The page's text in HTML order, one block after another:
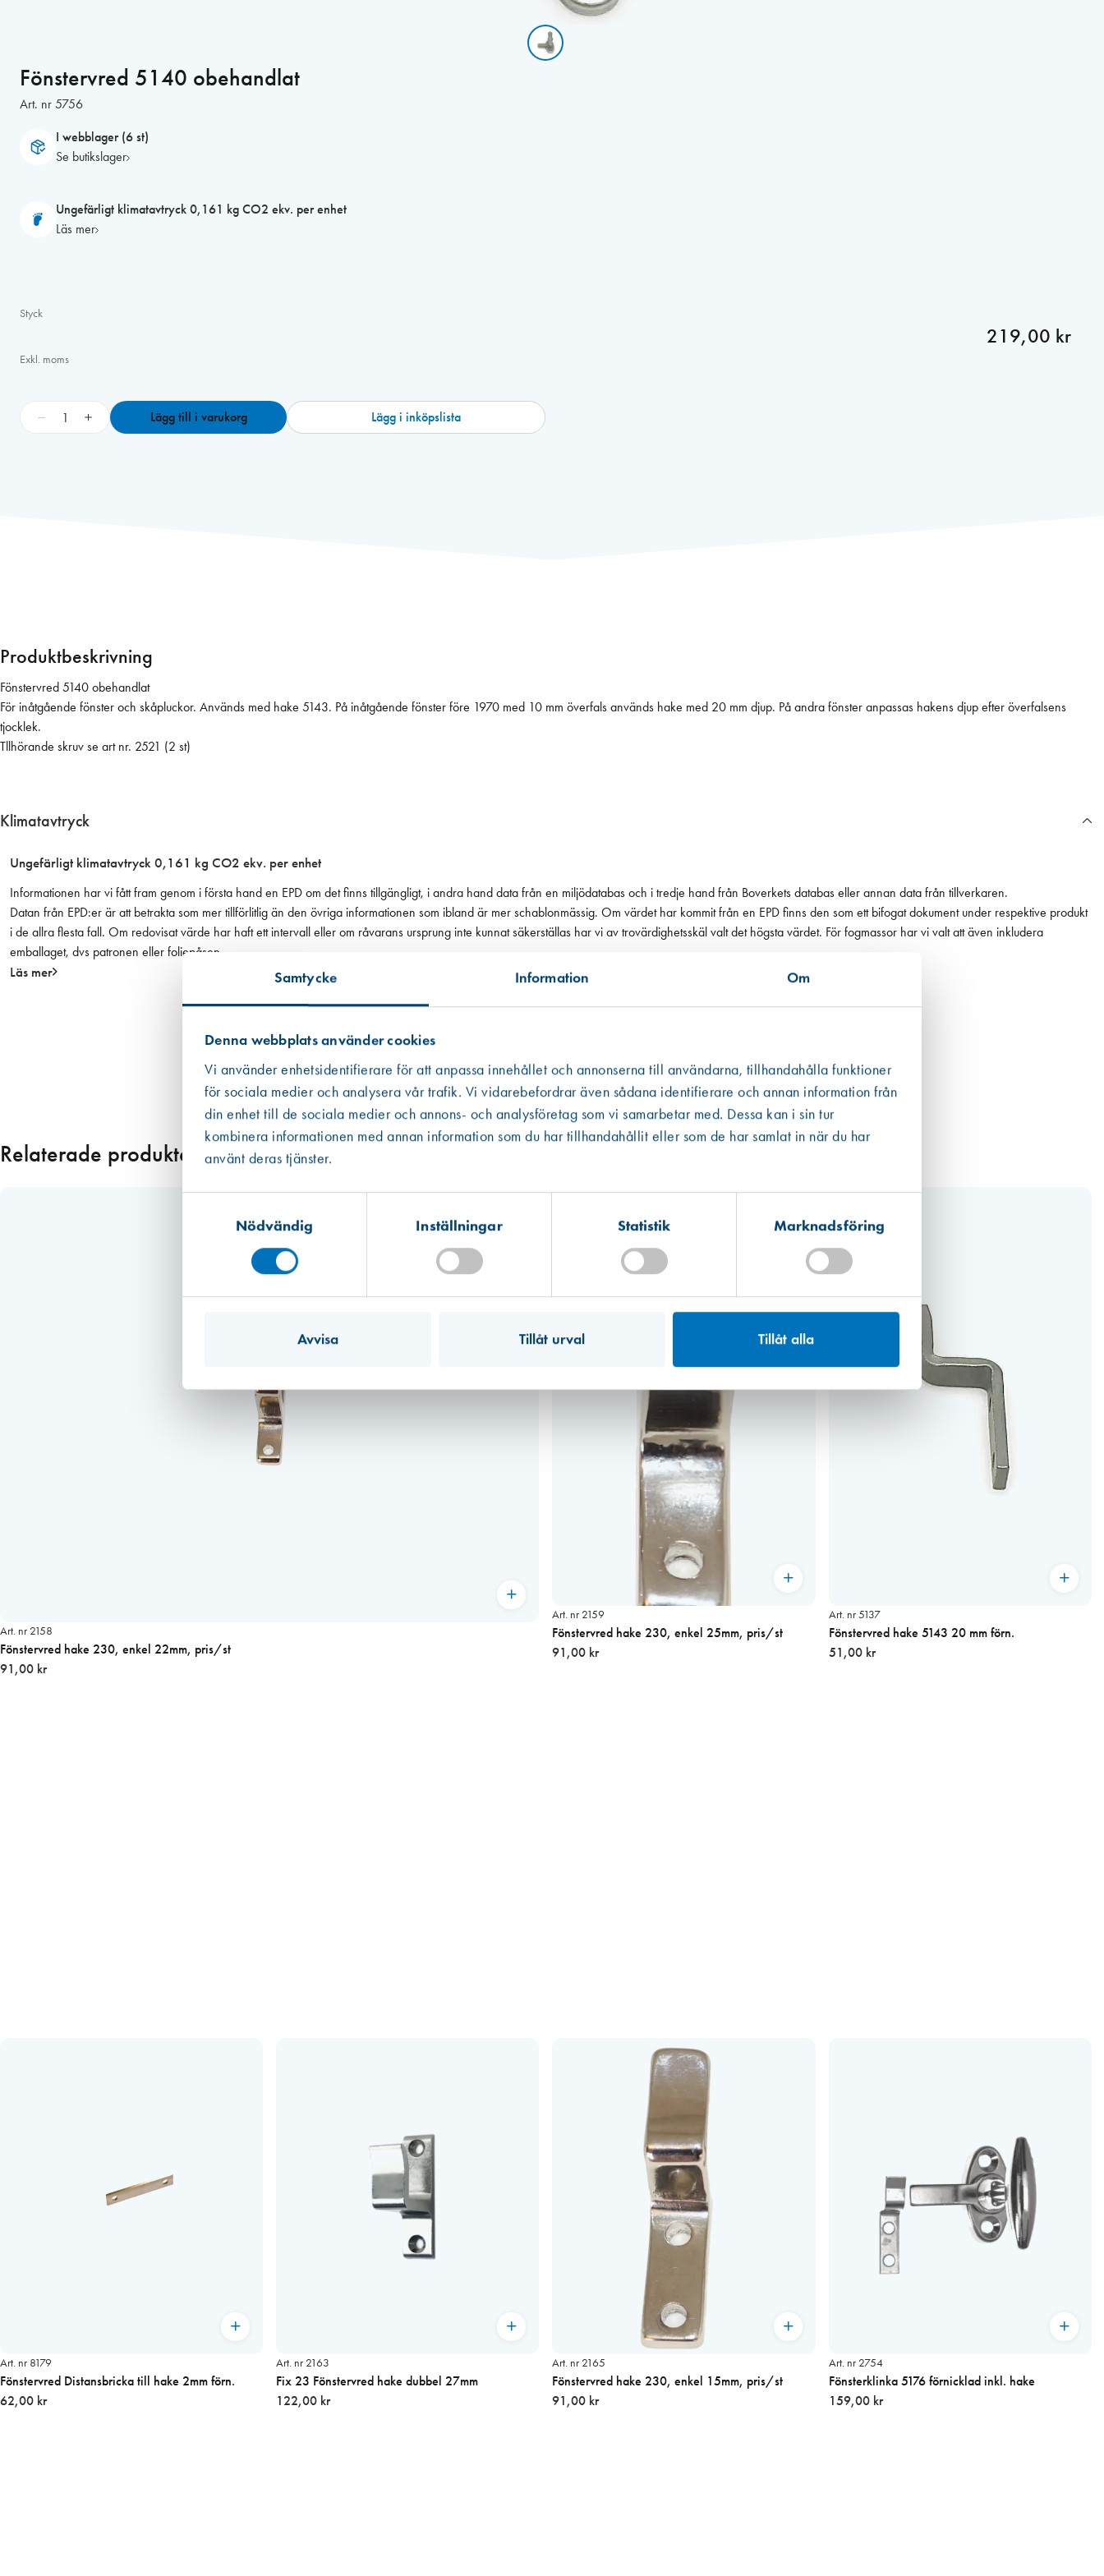
Samtycke Information Om
Denna webbplats använder cookies
Vi använder enhetsidentifierare för att anpassa innehållet och annonserna till användarna, tillhandahålla funktioner
för sociala medier och analysera vår trafik. Vi vidarebefordrar även sådana identifierare och annan information från
din enhet till de sociala medier och annons- och analysföretag som vi samarbetar med. Dessa kan i sin tur
kombinera informationen med annan information som du har tillhandahållit eller som de har samlat in när du har
använt deras tjänster.
Nödvändig
Inställningar Statistik Marknadsföring
Avvisa Tillåt urval Tillåt alla
Fönstervred 5140 obehandlat
Art. nr 5756
I webblager (6 st)
Se butikslager
Ungefärligt klimatavtryck 0,161 kg CO2 ekv. per enhet
Läs mer
Styck
219,00 kr
Exkl. moms
4
0
o
b
e
d
a
t
ä
n
d
+ Lägg till i varukorg Lägg i inköpslista
Klimatavtryck
Ungefärligt klimatavtryck 0,161 kg CO2 ekv. per enhet
Informationen har vi fått fram genom i första hand en EPD om det finns tillgängligt, i andra hand data från en miljödatabas och i tredje hand från Boverkets databas eller annan data från tillverkaren.
Datan från EPD:er är att betrakta som mer tillförlitlig än den övriga informationen som ibland är mer schablonmässig. Om värdet har kommit från en EPD finns den som ett bifogat dokument under respektive produkt
i de allra flesta fall. Om redovisat värde har haft ett intervall eller om råvarans ursprung inte kunnat säkerställas har vi av trovärdighetsskäl valt det högsta värdet. För fogmassor har vi valt att även inkludera
emballaget, dvs patronen eller foliepåsen.
Läs mer
Produktbeskrivning
Fönstervred 5140 obehandlat
För inåtgående fönster och skåpluckor. Används med hake 5143. På inåtgående fönster före 1970 med 10 mm överfals används hake med 20 mm djup. På andra fönster anpassas hakens djup efter överfalsens
tjocklek.
Tllhörande skruv se art nr. 2521 (2 st)
Relaterade produkter
Art. nr 2158
Fönstervred hake 230, enkel 22mm, pris/st
91,00 kr
Art. nr 2159
Fönstervred hake 230, enkel 25mm, pris/st
91,00 kr
Art. nr 5137
Fönstervred hake 5143 20 mm förn.
51,00 kr
Art. nr 8179
Fönstervred Distansbricka till hake 2mm förn.
62,00 kr
Art. nr 2163
Fix 23 Fönstervred hake dubbel 27mm
122,00 kr
Art. nr 2165
Fönstervred hake 230, enkel 15mm, pris/st
91,00 kr
Art. nr 2754
Fönsterklinka 5176 förnicklad inkl. hake
159,00 kr
Västberga
Finns i lager (6 st)
Hitta hit
Hitta hit
Mullsjö (lager)
Finns i lager (6 st)
Hitta hit